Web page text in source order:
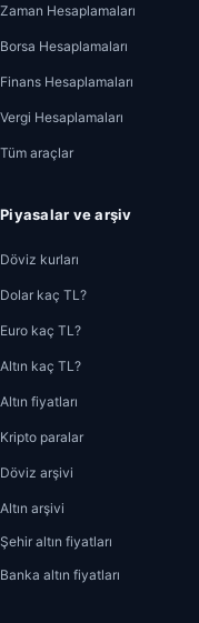
Zaman Hesaplamaları
Borsa Hesaplamaları
Finans Hesaplamaları
Vergi Hesaplamaları
Tüm araçlar
Piyasalar ve arşiv
Döviz kurları
Dolar kaç TL?
Euro kaç TL?
Altın kaç TL?
Altın fiyatları
Kripto paralar
Döviz arşivi
Altın arşivi
Şehir altın fiyatları
Banka altın fiyatları